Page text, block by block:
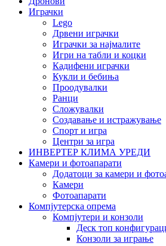
Играчки
Lego
Дрвени играчки
Играчки за најмалите
Игри на табли и коцки
Кадифени играчки
Кукли и бебиња
Проодувалки
Ранци
Сложувалки
Создавање и истражување
Спорт и игра
Центри за игра
ИНВЕРТЕР КЛИМА УРЕДИ
Камери и фотоапарати
Додатоци за камери и
Камери
Фотоапарати
Компјутерска опрема
Компјутери и конзоли
Деск топ
Конзоли за играње